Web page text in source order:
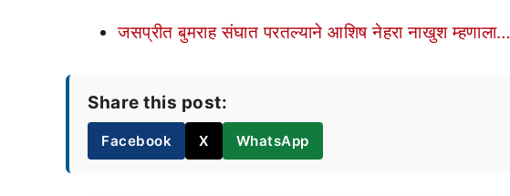
जसप्रीत बुमराह संघात परतल्याने आशिष नेहरा नाखुश म्हणाला…
Share this post:
Facebook X WhatsApp